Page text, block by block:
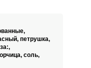
такое интересное
несложным
процессом.
петрушка,
соль,